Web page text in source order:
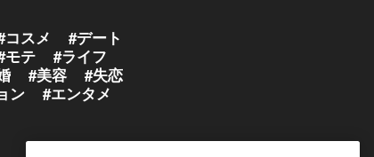
コスメ
#デート
モテ
#ライフ
#美容
#失恋
ン
#エンタメ